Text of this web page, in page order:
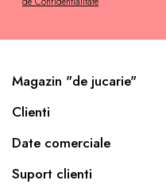
Magazin "de jucarie"
Clienti
Date comerciale
Suport clienti